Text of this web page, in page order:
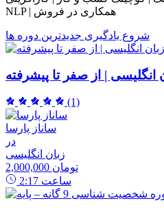
NLP | همکاری در فروش
شروع یادگیری جدیدترین دوره ها
| از صفر تا پیشرفته
(1)
ساناز پارسا
در
زبان انگلیسی
2,000,000 تومان
2:17 ساعت